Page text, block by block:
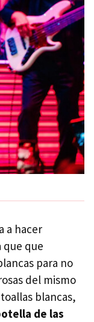
a hacer
que que
para no
del mismo
blancas,
de las